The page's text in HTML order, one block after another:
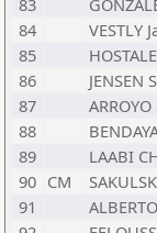
83
84
VESTLY
85
86
JENSEN
87
88
89
LAABI
90 CM
91